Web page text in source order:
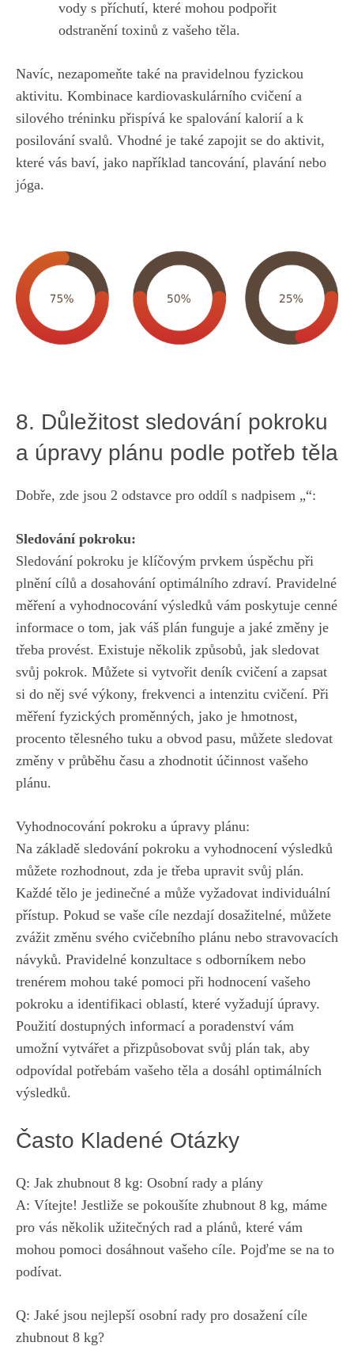
vody⁣ s příchutí, které mohou podpořit
odstranění ⁢toxinů⁣ z vašeho⁢ těla.
Navíc, ⁢nezapomeňte také na pravidelnou fyzickou⁣
aktivitu. Kombinace ⁢kardiovaskulárního cvičení a⁤
silového‍ tréninku přispívá ke spalování kalorií a k
posilování‍ svalů. Vhodné je také ‍zapojit se do aktivit,
které vás baví, jako například⁣ tancování, plavání nebo
jóga.
8. Důležitost sledování⁤ pokroku
a‍ úpravy plánu ⁤podle potřeb ⁢těla
Dobře, ⁢zde ‍jsou 2 odstavce pro oddíl s nadpisem „“:
Sledování pokroku:
Sledování pokroku je klíčovým prvkem úspěchu při⁣
plnění‌ cílů a dosahování optimálního zdraví. ‌Pravidelné
měření a vyhodnocování ‍výsledků vám poskytuje‌ cenné
⁤informace o tom, jak váš plán funguje a jaké změny je​
třeba provést. Existuje několik způsobů, jak sledovat
svůj pokrok. Můžete si vytvořit deník cvičení‍ a zapsat‍
si do něj své výkony, ⁣frekvenci a intenzitu cvičení. ⁤Při
měření fyzických proměnných, jako je ​hmotnost,
procento tělesného tuku a ⁤obvod pasu, můžete sledovat‌
změny v průběhu ⁤času a zhodnotit účinnost vašeho
plánu.
Vyhodnocování pokroku a úpravy plánu:
Na základě sledování⁢ pokroku⁢ a vyhodnocení výsledků
můžete rozhodnout, zda je třeba upravit svůj ‍plán.
Každé tělo je jedinečné a může vyžadovat individuální⁢
přístup. Pokud se vaše⁤ cíle nezdají dosažitelné, můžete
⁢zvážit‌ změnu svého​ cvičebního plánu nebo stravovacích
návyků. Pravidelné​ konzultace s‌ odborníkem nebo
trenérem mohou ‍také pomoci při ⁢hodnocení vašeho
pokroku a identifikaci oblastí, které​ vyžadují úpravy.
Použití dostupných‍ informací ​a poradenství⁤ vám
umožní vytvářet a přizpůsobovat svůj ⁣plán ‍tak, aby
‌odpovídal potřebám vašeho těla a dosáhl optimálních
výsledků.
Často Kladené Otázky
Q: Jak zhubnout 8 kg: Osobní rady a plány
A:‌ Vítejte!⁤ Jestliže se​ pokoušíte zhubnout ‌8 kg, máme
pro vás ‍několik užitečných ​rad a ‌plánů,​ které vám
mohou pomoci dosáhnout vašeho cíle.⁤ Pojďme se na to
podívat.
Q: Jaké jsou nejlepší osobní rady pro ‌dosažení cíle
zhubnout 8 kg?